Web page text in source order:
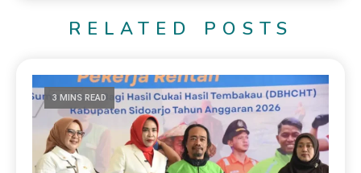
RELATED POSTS
3 MINS READ